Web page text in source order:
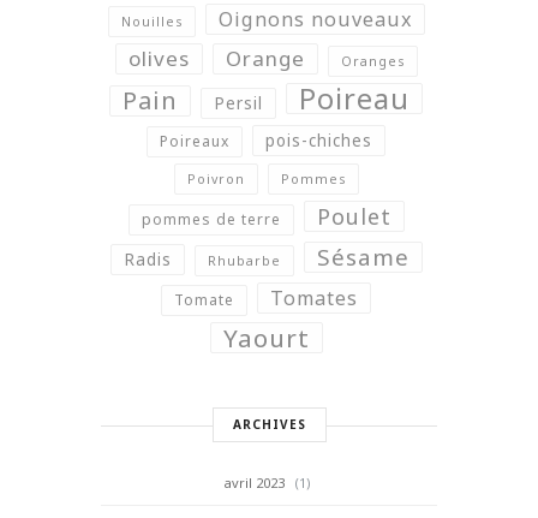
Nouilles Oignons nouveaux
olives Orange Oranges
Pain Persil Poireau
Poireaux pois-chiches
Poivron Pommes
pommes de terre Poulet
Radis Rhubarbe Sésame
Tomate Tomates
Yaourt
ARCHIVES
avril 2023 (1)